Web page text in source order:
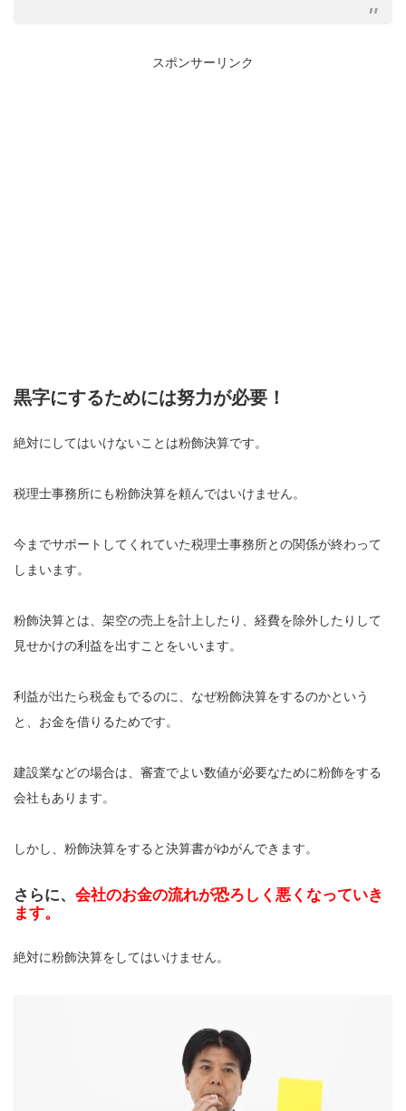
スポンサーリンク
黒字にするためには努力が必要！
絶対にしてはいけないことは粉飾決算です。
税理士事務所にも粉飾決算を頼んではいけません。
今までサポートしてくれていた税理士事務所との関係が終わって
しまいます。
粉飾決算とは、架空の売上を計上したり、経費を除外したりして
見せかけの利益を出すことをいいます。
利益が出たら税金もでるのに、なぜ粉飾決算をするのかという
と、お金を借りるためです。
建設業などの場合は、審査でよい数値が必要なために粉飾をする
会社もあります。
しかし、粉飾決算をすると決算書がゆがんできます。
さらに、 会社のお金の流れが恐ろしく悪くなっていき
ます。
絶対に粉飾決算をしてはいけません。